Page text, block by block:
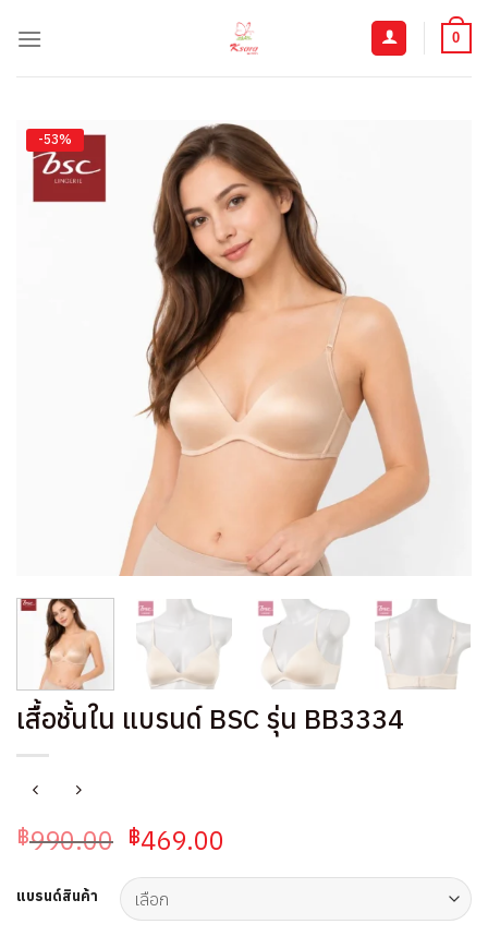
0
-53%
เสื้อชั้นใน แบรนด์ BSC รุ่น BB3334
฿990.00 Original
was:
฿990.00.
฿469.00
฿469.00.
แบรนด์สินค้า